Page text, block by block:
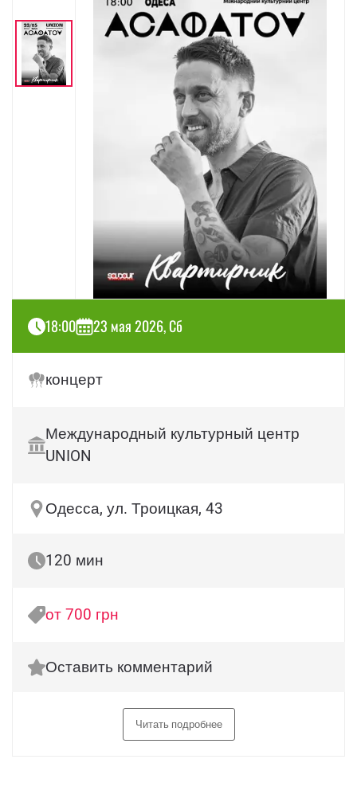
18:00 23 мая 2026, Сб
концерт
Международный культурный центр
UNION
Одесса, ул. Троицкая, 43
120 мин
от 700 грн
Оставить комментарий
Читать подробнее